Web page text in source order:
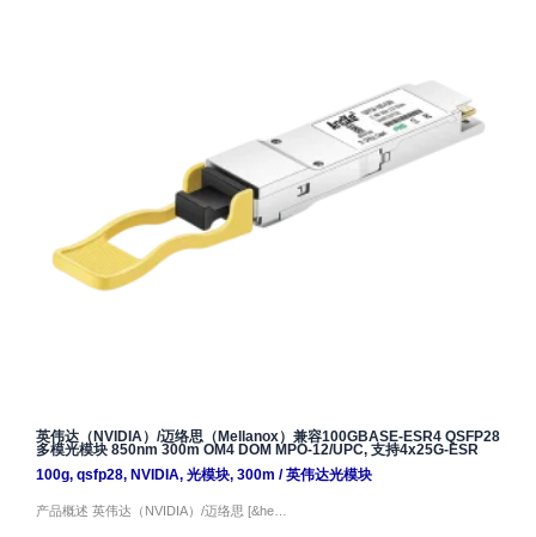
英伟达（NVIDIA）/迈络思（Mellanox）兼容100GBASE-ESR4 QSFP28
多模光模块 850nm 300m OM4 DOM MPO-12/UPC, 支持4x25G-ESR
100g, qsfp28, NVIDIA, 光模块, 300m /英伟达光模块
产品概述 英伟达（NVIDIA）/迈络思 [&he…